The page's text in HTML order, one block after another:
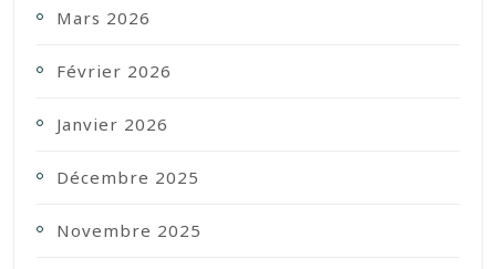
Mars 2026
Février 2026
Janvier 2026
Décembre 2025
Novembre 2025